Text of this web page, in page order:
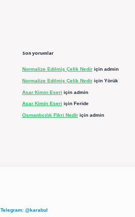
Son yorumlar
Normalize Edilmiş Çelik Nediriçin admin
Normalize Edilmiş Çelik Nediriçin Yörük
Asar Kimin Eseri için admin
Asar Kimin Eseri için Feride
Osmanlıcılık Fikri Nediriçin admin
Telegram: @karabul